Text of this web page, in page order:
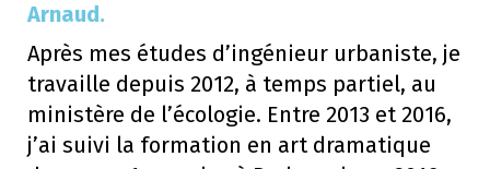
Arnaud.
Après mes études d’ingénieur urbaniste, je
travaille depuis 2012, à temps partiel, au
ministère de l’écologie. Entre 2013 et 2016,
j’ai suivi la formation en art dramatique